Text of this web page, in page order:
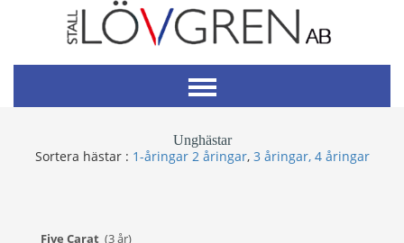
Unghästar
Sortera hästar : 1-åringar 2 åringar, 3 åringar, 4 åringar
Five Carat (3 år)